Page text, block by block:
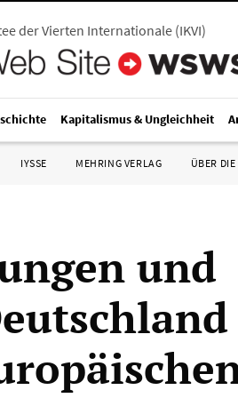
der Vierten Internationale (IKVI)
Kapitalismus & Ungleichheit
IYSSE MEHRING VERLAG ÜBER DIE
und